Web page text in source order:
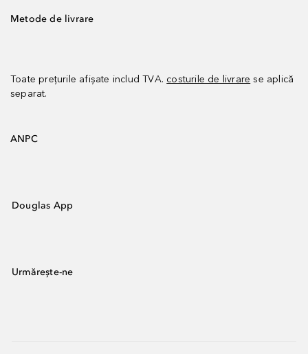
Metode de livrare
Toate prețurile afișate includ TVA. costurile de livrare se aplică
separat.
ANPC
Douglas App
Urmărește-ne